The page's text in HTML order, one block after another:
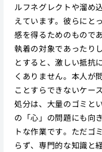
ルフネグレクトや溜め
えています。彼らにと
感を得るためのもので
執着の対象であったり
とすると、激しい抵抗
くありません。本人が
ことすらできないケー
処分は、大量のゴミと
の「心」の問題にも向
トな作業です。ただゴ
らず、専門的な知識と